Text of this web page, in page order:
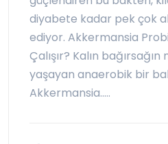
diyabete kadar pek çok
ediyor. Akkermansia
Çalışır? Kalın
yaşayan anaerobik bir
Akkermansia.....